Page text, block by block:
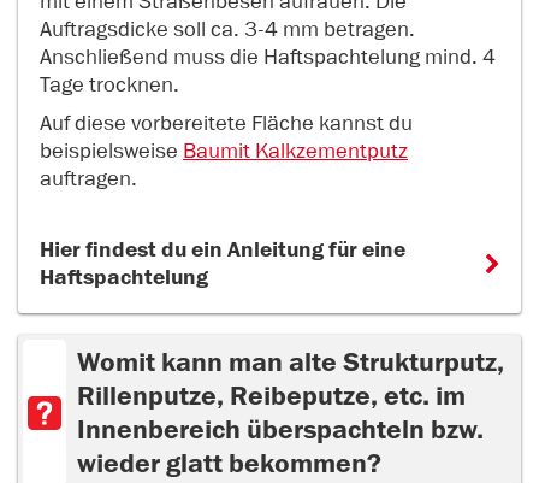
Auftragsdicke soll ca. 3-4 mm betragen.
Anschließend muss die Haftspachtelung mind. 4
Tage trocknen.
Auf diese vorbereitete Fläche kannst du
beispielsweise Baumit Kalkzementputz
auftragen.
Hier findest du ein Anleitung für eine
Haftspachtelung
Womit kann man alte Strukturputz,
Rillenputze, Reibeputze, etc. im
Innenbereich überspachteln bzw.
wieder glatt bekommen?